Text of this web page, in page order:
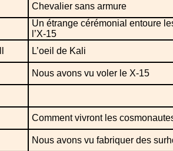
Chevalier sans armure
Un étrange cérémonial entoure
l’X-15
L’oeil de Kali
Nous avons vu voler le X-15
Comment vivront les
Nous avons vu fabriquer des